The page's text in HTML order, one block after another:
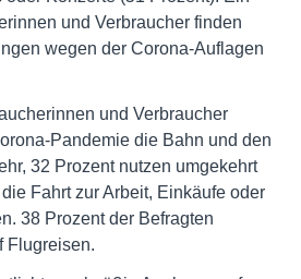
und Verbraucher finden
wegen der Corona-Auflagen
und Verbraucher
Pandemie die Bahn und den
32 Prozent nutzen umgekehrt
Fahrt zur Arbeit, Einkäufe oder
38 Prozent der Befragten
Flugreisen.